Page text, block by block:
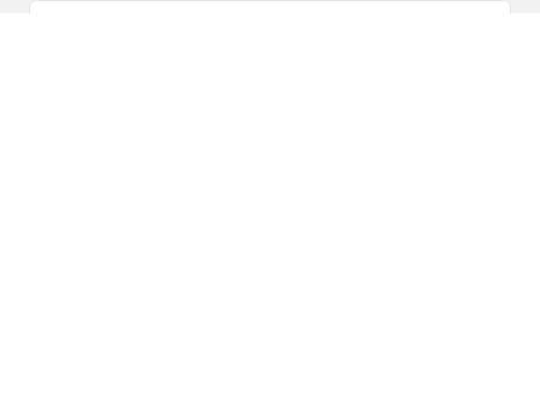
Skriv inn din e-postadresse